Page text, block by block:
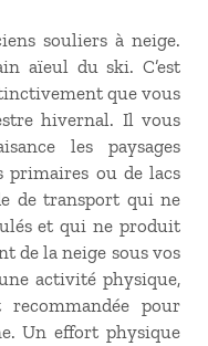
souliers à neige.
aïeul du ski. C’est
que vous
hivernal. Il vous
les paysages
primaires ou de lacs
de transport qui ne
et qui ne produit
de la neige sous vos
activité physique,
pour
Un effort physique